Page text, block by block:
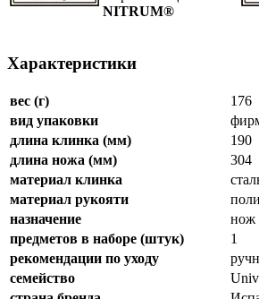
NITRUM®
Характеристики
вес (г)
176
вид упаковки
длина клинка (мм)
190
длина ножа (мм)
304
материал клинка
материал рукояти
назначение
нож
предметов в наборе (штук)
1
рекомендации по уходу
семейство